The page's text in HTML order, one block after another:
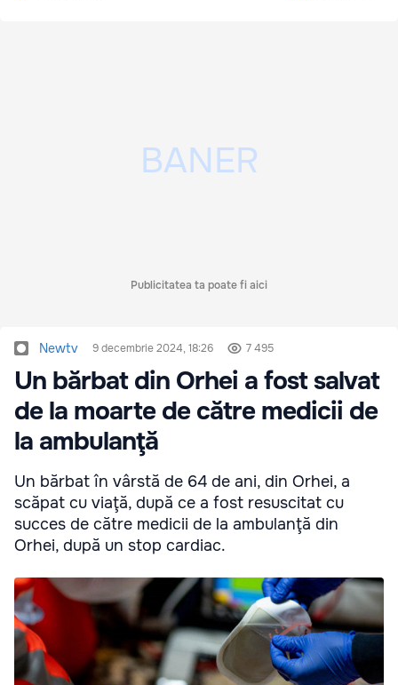
Publicitatea ta poate fi aici
Newtv 9 decembrie 2024, 18:26 7 495
Un bărbat din Orhei a fost salvat
de la moarte de către medicii de
la ambulanţă
Un bărbat în vârstă de 64 de ani, din Orhei, a
scăpat cu viaţă, după ce a fost resuscitat cu
succes de către medicii de la ambulanţă din
Orhei, după un stop cardiac.